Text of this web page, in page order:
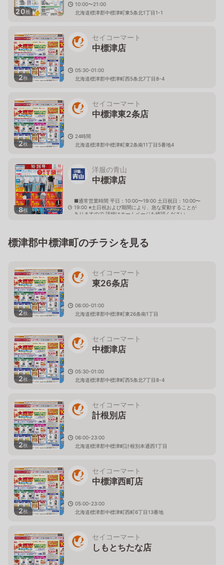
20枚
10:00〜21:00
北海道標津郡中標津町東5条北1丁目1-1
2枚
セイコーマート
中標津店
05:30-01:00
北海道標津郡中標津町西5条北7丁目8-4
2枚
セイコーマート
中標津東2条店
24時間
北海道標津郡中標津町東2条南11丁目5番地4
8枚
洋服の青山
中標津店
■通常営業時間 平日：10:00〜19:00 土日祝日：10:00〜
19:00 ※土日祝および期間により、急な変動することが
ありますので 詳細はホームページを確認ください
標津郡中標津町のチラシを見る
2枚
セイコーマート
東26条店
06:00-01:00
北海道標津郡中標津町東26条南1丁目
2枚
セイコーマート
中標津店
05:30-01:00
北海道標津郡中標津町西5条北7丁目8-4
2枚
セイコーマート
計根別店
06:00-23:00
北海道標津郡中標津町計根別本通西1丁目
2枚
セイコーマート
中標津西町店
05:00-23:00
北海道標津郡中標津町西町6丁目13番地
セイコーマート
しもとちたな店